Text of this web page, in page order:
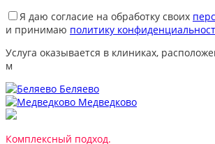
Я даю согласие на обработку своих
и принимаю политику
Услуга оказывается в клиниках,
м
Беляево
Медведково
Комплексный подход.